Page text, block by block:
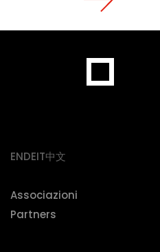
ENDEIT中文
Associazioni
Partners